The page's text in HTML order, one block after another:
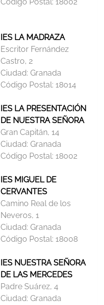
Código Postal: 18002
IES LA MADRAZA
Escritor Fernández
Castro, 2
Ciudad: Granada
Código Postal: 18014
IES LA PRESENTACIÓN
DE NUESTRA SEÑORA
Gran Capitán, 14
Ciudad: Granada
Código Postal: 18002
IES MIGUEL DE
CERVANTES
Camino Real de los
Neveros, 1
Ciudad: Granada
Código Postal: 18008
IES NUESTRA SEÑORA
DE LAS MERCEDES
Padre Suárez, 4
Ciudad: Granada